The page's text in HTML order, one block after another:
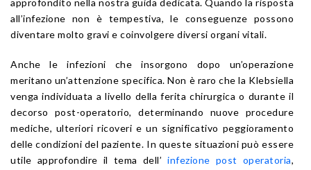
approfondito nella nostra guida dedicata. Quando la risposta
all’infezione non è tempestiva, le conseguenze possono
diventare molto gravi e coinvolgere diversi organi vitali.
Anche le infezioni che insorgono dopo un’operazione
meritano un’attenzione specifica. Non è raro che la Klebsiella
venga individuata a livello della ferita chirurgica o durante il
decorso post-operatorio, determinando nuove procedure
mediche, ulteriori ricoveri e un significativo peggioramento
delle condizioni del paziente. In queste situazioni può essere
utile approfondire il tema dell’ infezione post operatoria,